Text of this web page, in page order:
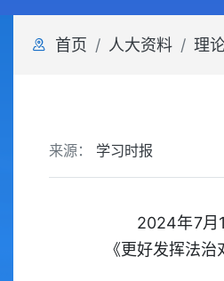
首页 人大资料 理
来源： 学习时报
2024年7月
《更好发挥法